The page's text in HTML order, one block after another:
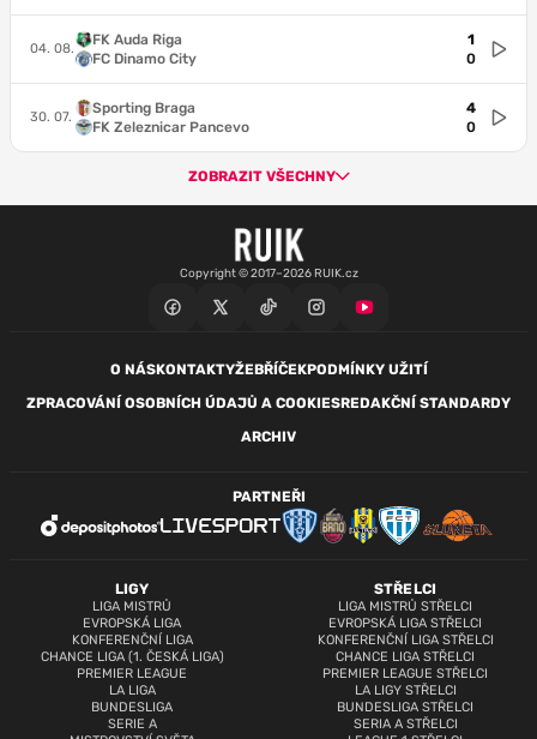
04. 08.
FK Auda Riga
FC Dinamo City
1
0
30. 07.
Sporting Braga
FK Zeleznicar Pancevo
4
0
ZOBRAZIT VŠECHNY
Copyright © 2017–2026 RUIK.cz
O NÁSKONTAKTYŽEBŘÍČEKPODMÍNKY UŽITÍ
ZPRACOVÁNÍ OSOBNÍCH ÚDAJŮ A COOKIESREDAKČNÍ STANDARDY
ARCHIV
LIGY
LIGA MISTRŮ
EVROPSKÁ LIGA
KONFERENČNÍ LIGA
CHANCE LIGA (1. ČESKÁ LIGA)
PREMIER LEAGUE
LA LIGA
BUNDESLIGA
SERIE A
STŘELCI
LIGA MISTRŮ STŘELCI
EVROPSKÁ LIGA STŘELCI
KONFERENČNÍ LIGA STŘELCI
CHANCE LIGA STŘELCI
PREMIER LEAGUE STŘELCI
LA LIGY STŘELCI
BUNDESLIGA STŘELCI
SERIA A STŘELCI
PARTNEŘI